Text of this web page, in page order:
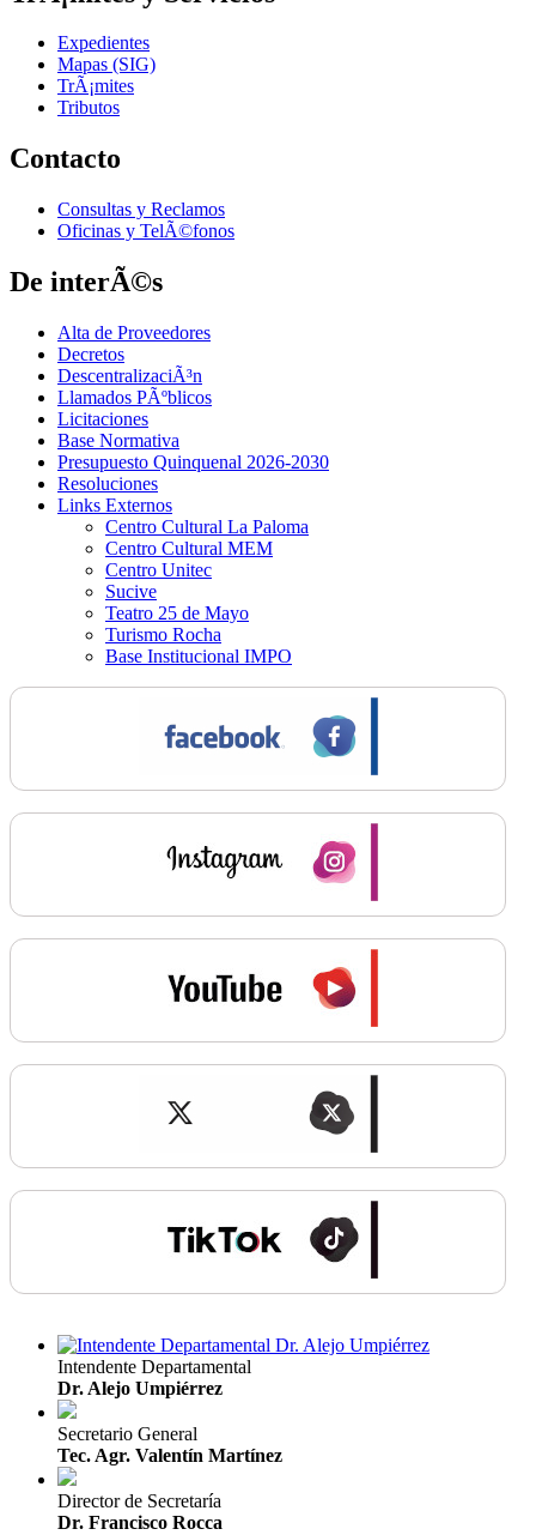
Expedientes
Mapas (SIG)
TrÃ¡mites
Tributos
Contacto
Consultas y Reclamos
Oficinas y TelÃ©fonos
De interÃ©s
Alta de Proveedores
Decretos
DescentralizaciÃ³n
Llamados PÃºblicos
Licitaciones
Base Normativa
Presupuesto Quinquenal 2026-2030
Resoluciones
Links Externos
Centro Cultural La Paloma
Centro Cultural MEM
Centro Unitec
Sucive
Teatro 25 de Mayo
Turismo Rocha
Base Institucional IMPO
Intendente Departamental
Dr. Alejo Umpiérrez
Secretario General
Tec. Agr. Valentín Martínez
Director de Secretaría
Dr. Francisco Rocca